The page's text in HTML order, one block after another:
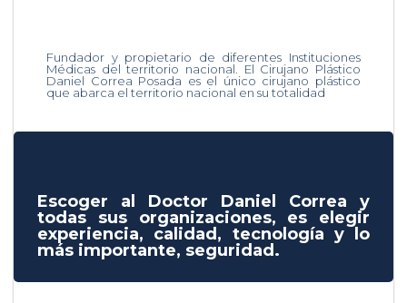
Fundador y propietario de diferentes Instituciones
Médicas del territorio nacional. El Cirujano Plástico
Daniel Correa Posada es el único cirujano plástico
que abarca el territorio nacional en su totalidad
Escoger al Doctor Daniel Correa y
todas sus organizaciones, es elegir
experiencia, calidad, tecnología y lo
más importante, seguridad.